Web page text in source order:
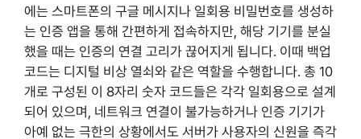
에는 스마트폰의 구글 메시지나 일회용 비밀번호를 생성하
는 인증 앱을 통해 간편하게 접속하지만, 해당 기기를 분실
했을 때는 인증의 연결 고리가 끊어지게 됩니다. 이때 백업
코드는 디지털 비상 열쇠와 같은 역할을 수행합니다. 총 10
개로 구성된 이 8자리 숫자 코드들은 각각 일회용으로 설계
되어 있으며, 네트워크 연결이 불가능하거나 인증 기기가
아예 없는 극한의 상황에서도 서버가 사용자의 신원을 즉각